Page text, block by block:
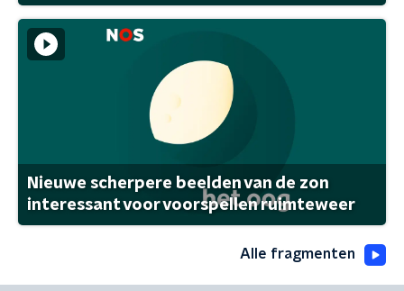
Nieuwe scherpere beelden van de zon
interessant voor voorspellen ruimteweer
Alle fragmenten